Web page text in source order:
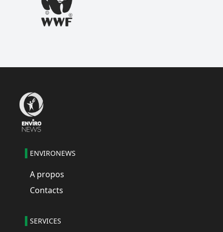
ENVIRONEWS
A propos
Contacts
SERVICES